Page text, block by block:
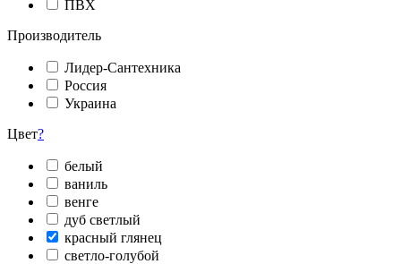
ПВХ
Производитель
Лидер-Сантехника
Россия
Украина
Цвет?
белый
ваниль
венге
дуб светлый
красный глянец
светло-голубой